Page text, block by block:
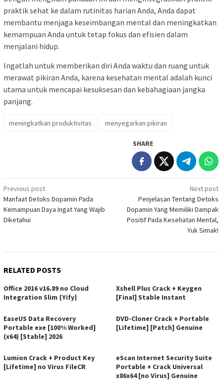
praktik sehat ke dalam rutinitas harian Anda, Anda dapat
membantu menjaga keseimbangan mental dan meningkatkan
kemampuan Anda untuk tetap fokus dan efisien dalam
menjalani hidup.
Ingatlah untuk memberikan diri Anda waktu dan ruang untuk
merawat pikiran Anda, karena kesehatan mental adalah kunci
utama untuk mencapai kesuksesan dan kebahagiaan jangka
panjang.
meningkatkan produktivitas menyegarkan pikiran
SHARE
Post
navigation
Previous post
Manfaat Detoks Dopamin Pada
Kemampuan Daya Ingat Yang Wajib
Diketahui
Next post
Penjelasan Tentang Detoks
Dopamin Yang Memiliki Dampak
Positif Pada Kesehatan Mental,
Yuk Simak!
RELATED POSTS
Office 2016 v16.89 no Cloud
Integration Slim {Yify}
Xshell Plus Crack + Keygen
[Final] Stable Instant
EaseUS Data Recovery
Portable exe [100% Worked]
(x64) [Stable] 2026
DVD-Cloner Crack + Portable
[Lifetime] [Patch] Genuine
Lumion Crack + Product Key
[Lifetime] no Virus FileCR
eScan Internet Security Suite
Portable + Crack Universal
x86x64 [no Virus] Genuine